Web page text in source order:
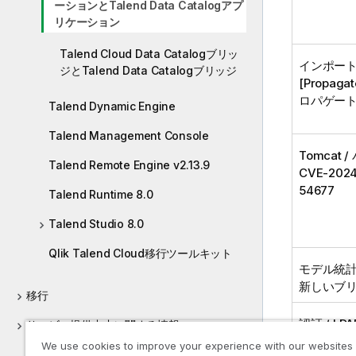
ーションとTalend Data Catalogアプ
リケーション
Talend Cloud Data Catalogブリッ
ジとTalend Data Catalogブリッジ
Talend Dynamic Engine
Talend Management Console
Talend Remote Engine v2.13.9
Talend Runtime 8.0
Talend Studio 8.0
Qlik Talend Cloud移行ツールキット
移行
サービス提供中止に関する情報
インポー
ロパゲー
Tomcat /
CVE-
54677
モデル統
新しいブ
認証 /
ー:
We use cookies to improve your experience with our websites